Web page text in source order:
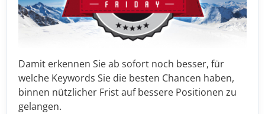
Damit erkennen Sie ab sofort noch besser, für
welche Keywords Sie die besten Chancen haben,
binnen nützlicher Frist auf bessere Positionen zu
gelangen.